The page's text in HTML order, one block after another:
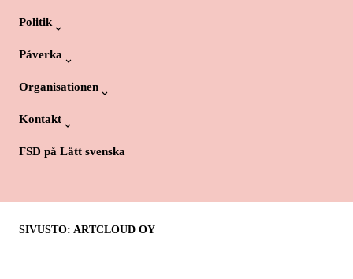
Politik
Påverka
Organisationen
Kontakt
FSD på Lätt svenska
SIVUSTO: ARTCLOUD OY